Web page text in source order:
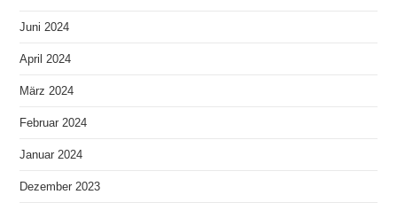
Juni 2024
April 2024
März 2024
Februar 2024
Januar 2024
Dezember 2023